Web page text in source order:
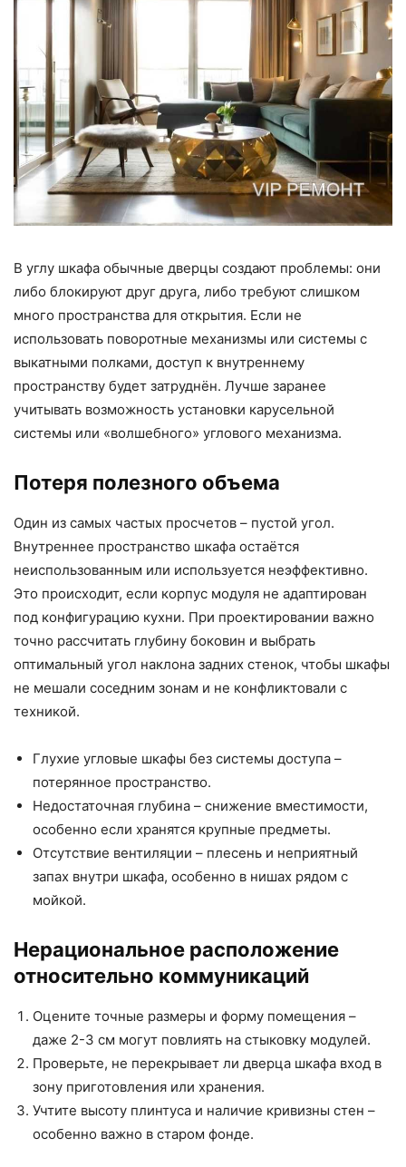
В углу шкафа обычные дверцы создают проблемы: они
либо блокируют друг друга, либо требуют слишком
много пространства для открытия. Если не
использовать поворотные механизмы или системы с
выкатными полками, доступ к внутреннему
пространству будет затруднён. Лучше заранее
учитывать возможность установки карусельной
системы или «волшебного» углового механизма.
Потеря полезного объема
Один из самых частых просчетов – пустой угол.
Внутреннее пространство шкафа остаётся
неиспользованным или используется неэффективно.
Это происходит, если корпус модуля не адаптирован
под конфигурацию кухни. При проектировании важно
точно рассчитать глубину боковин и выбрать
оптимальный угол наклона задних стенок, чтобы шкафы
не мешали соседним зонам и не конфликтовали с
техникой.
Глухие угловые шкафы без системы доступа –
потерянное пространство.
Недостаточная глубина – снижение вместимости,
особенно если хранятся крупные предметы.
Отсутствие вентиляции – плесень и неприятный
запах внутри шкафа, особенно в нишах рядом с
мойкой.
Нерациональное расположение
относительно коммуникаций
Оцените точные размеры и форму помещения –
даже 2-3 см могут повлиять на стыковку модулей.
Проверьте, не перекрывает ли дверца шкафа вход в
зону приготовления или хранения.
Учтите высоту плинтуса и наличие кривизны стен –
особенно важно в старом фонде.